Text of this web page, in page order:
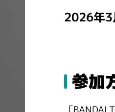
2026年
参加
「BANDAI